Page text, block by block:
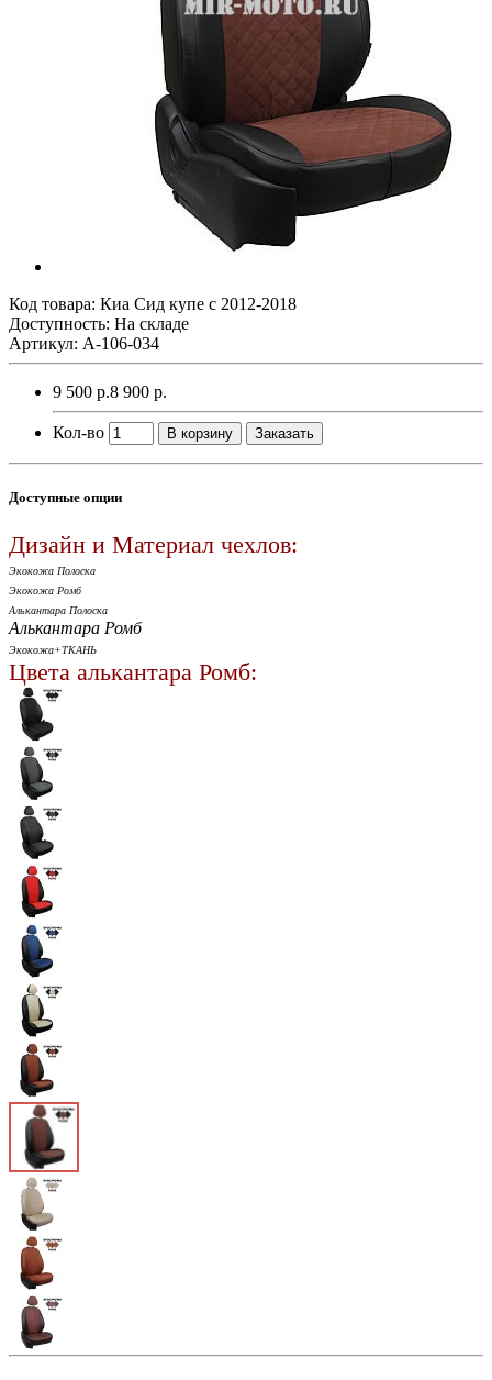
Код товара: Киа Сид купе с 2012-2018
Доступность: На складе
Артикул: A-106-034
9 500 р.8 900 р.
Кол-во В корзину Заказать
Доступные опции
Дизайн и Материал чехлов:
Экокожа Полоска
Экокожа Ромб
Алькантара Полоска
Алькантара Ромб
Экокожа+ТКАНЬ
Цвета алькантара Ромб: